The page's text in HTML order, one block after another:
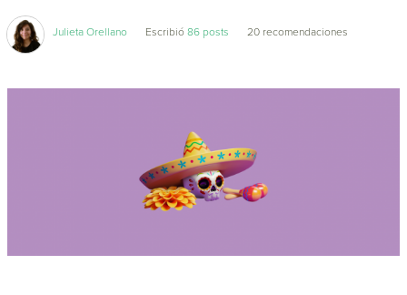
Julieta Orellano Escribió86 posts 20 recomendaciones